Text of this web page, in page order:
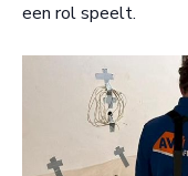
een rol speelt.